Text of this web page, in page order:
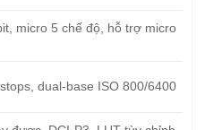
micro 5 chế độ, hỗ trợ micro
dual-base ISO 800/6400